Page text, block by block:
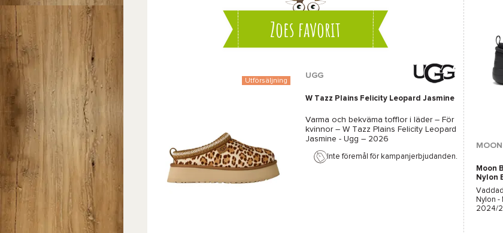
Zoes favorit
Utförsäljning
UGG
W Tazz Plains Felicity Leopard Jasmine
Varma och bekväma tofflor i läder – För
kvinnor – W Tazz Plains Felicity Leopard
Jasmine - Ugg – 2026
Inte föremål för kampanjerbjudanden.
Grå
Moon
Nylon
Nylon -
2024/